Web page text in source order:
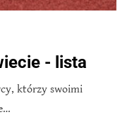
- lista
którzy swoimi